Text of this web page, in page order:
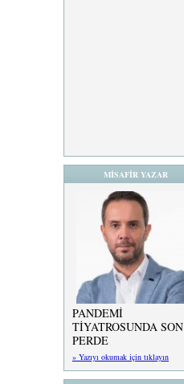
MİSAFİR YAZAR
PANDEMİ
TİYATROSUNDA SON
PERDE
» Yazıyı okumak için tıklayın